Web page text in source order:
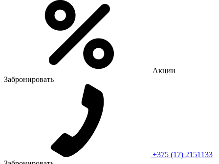
Акции
Забронировать
+375 (17) 2151133